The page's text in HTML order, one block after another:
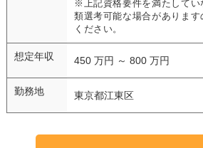
※上記資格要件を満たしてい
類選考可能な場合がありま
ください。
想定年収 450 万円 ～ 800 万円
勤務地 東京都江東区